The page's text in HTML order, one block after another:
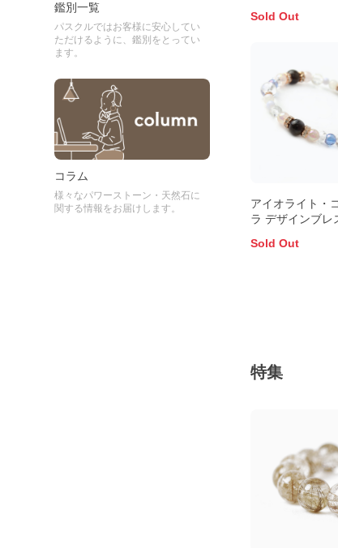
鑑別一覧
パスクルではお客様に安心してい
ただけるように、鑑別をとってい
ます。
コラム
様々なパワーストーン・天然石に
関する情報をお届けします。
Sold Out
アイオライト・
ラ デザインブレ
Sold Out
特集